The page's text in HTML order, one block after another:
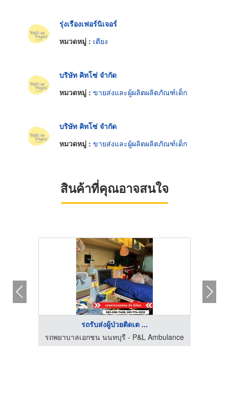
รุ่งเรืองเฟอร์นิเจอร์
หมวดหมู่ : เตียง
บริษัท คิทโซ่ จำกัด
หมวดหมู่ : ขายส่งและผู้ผลิตผลิตภัณฑ์เด็ก
บริษัท คิทโซ่ จำกัด
หมวดหมู่ : ขายส่งและผู้ผลิตผลิตภัณฑ์เด็ก
สินค้าที่คุณอาจสนใจ
รถรับส่งผู้ป่วยติดเต ...
รถพยาบาลเอกชน นนทบุรี - P&L Ambulance